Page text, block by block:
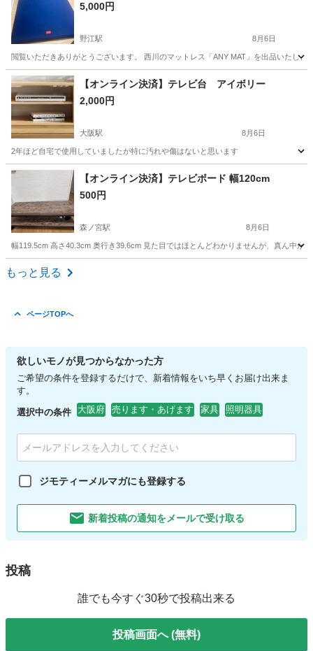
5,000円
野江駅 8月6日
閲覧いただきありがとうございます。 西川のマットレス「ANY MAT」を出品いたし
大阪 大阪市 野江駅 ベッド
【オンライン決済】テレビ台 アイボリー
2,000円
大阪駅 8月6日
2年ほど自宅で使用していましたが特に汚れや傷はないと思います
大阪 大阪市 大阪駅 収納家具
【オンライン決済】テレビボード 幅120cm
500円
森ノ宮駅 8月6日
幅119.5cm 高さ40.3cm 奥行き39.6cm 見た目ではほとんどわかりませんが、真ん中が
大阪 大阪市
もっと見る
ページTOPへ
欲しいモノが見つからなかった方
ご希望の条件を登録するだけで、新着情報をいち早くお届け出来ま
す。
選択中の条件 大阪府 売ります・あげます 家具 照明器具
ジモティーメルマガにも登録する
新着投稿の通知をメールで受け取る
投稿
誰でも今すぐ30秒で投稿出来る
投稿画面へ (無料)